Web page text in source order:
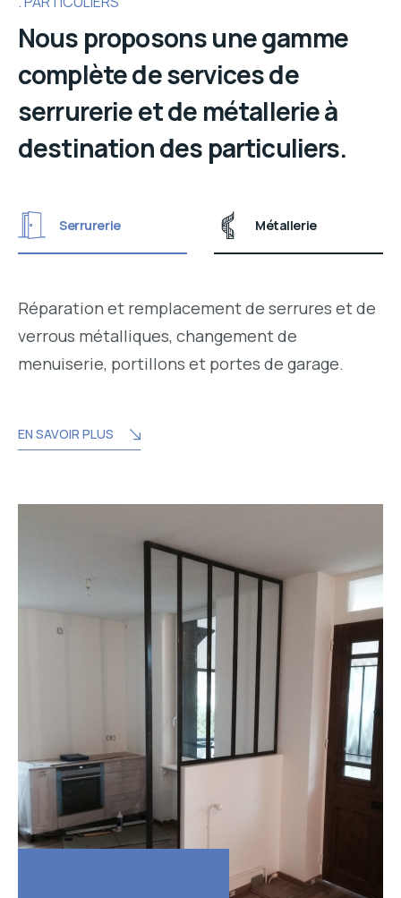
Nous proposons une gamme
complète de services de
serrurerie et de métallerie à
destination des particuliers.
Serrurerie Métallerie
Réparation et remplacement de serrures et de
verrous métalliques, changement de
menuiserie, portillons et portes de garage.
EN SAVOIR PLUS